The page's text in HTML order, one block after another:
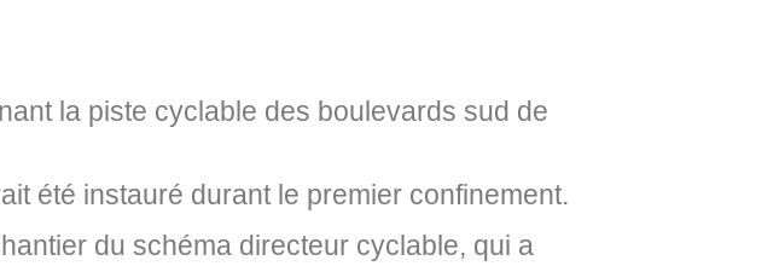
la piste cyclable des boulevards sud de
été instauré durant le premier confinement.
du schéma directeur cyclable, qui a